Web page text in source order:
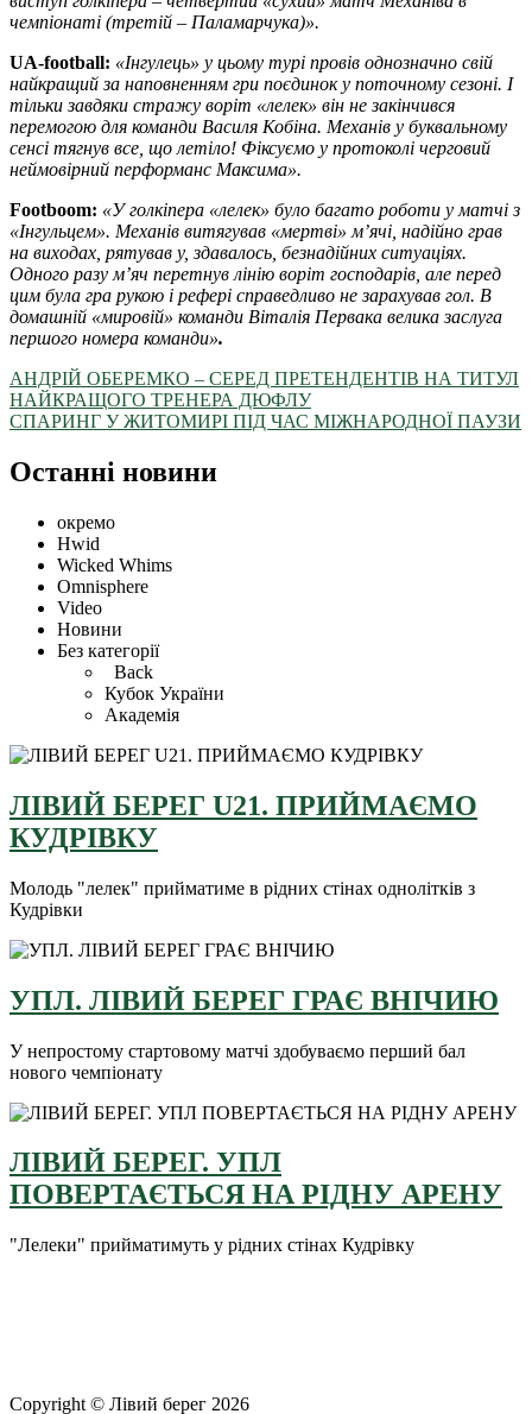
чемпіонаті (третій – Паламарчука)».
UA-football: «Інгулець» у цьому турі провів однозначно свій
найкращий за наповненням гри поєдинок у поточному сезоні. І
тільки завдяки стражу воріт «лелек» він не закінчився
перемогою для команди Василя Кобіна. Механів у буквальному
сенсі тягнув все, що летіло! Фіксуємо у протоколі черговий
неймовірний перформанс Максима».
Footboom: «У голкіпера «лелек» було багато роботи у матчі з
«Інгульцем». Механів витягував «мертві» м’ячі, надійно грав
на виходах, рятував у, здавалось, безнадійних ситуаціях.
Одного разу м’яч перетнув лінію воріт господарів, але перед
цим була гра рукою і рефері справедливо не зарахував гол. В
домашній «мировій» команди Віталія Первака велика заслуга
першого номера команди».
АНДРІЙ ОБЕРЕМКО – СЕРЕД ПРЕТЕНДЕНТІВ НА ТИТУЛ
НАЙКРАЩОГО ТРЕНЕРА ДЮФЛУ
СПАРИНГ У ЖИТОМИРІ ПІД ЧАС МІЖНАРОДНОЇ ПАУЗИ
Останні новини
окремо
Hwid
Wicked Whims
Omnisphere
Video
Новини
Без категорії
Back
Кубок України
Академія
ЛІВИЙ БЕРЕГ U21. ПРИЙМАЄМО
КУДРІВКУ
Молодь "лелек" прийматиме в рідних стінах однолітків з
Кудрівки
УПЛ. ЛІВИЙ БЕРЕГ ГРАЄ ВНІЧИЮ
У непростому стартовому матчі здобуваємо перший бал
нового чемпіонату
ЛІВИЙ БЕРЕГ. УПЛ
ПОВЕРТАЄТЬСЯ НА РІДНУ АРЕНУ
"Лелеки" прийматимуть у рідних стінах Кудрівку
Copyright © Лівий берег 2026